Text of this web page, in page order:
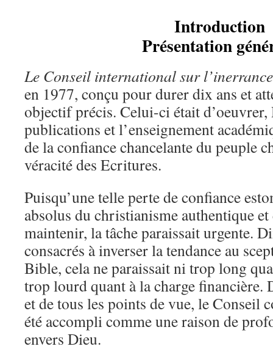
Introduction
Présentation
Le Conseil international sur
en 1977, conçu pour durer dix ans et
objectif précis. Celui-ci était
publications et l’enseignement
de la confiance chancelante du peuple
véracité des Ecritures.
Puisqu’une telle perte de confiance
absolus du christianisme authentique et
maintenir, la tâche paraissait urgente.
consacrés à inverser la tendance au
Bible, cela ne paraissait ni trop long
trop lourd quant à la charge financière.
et de tous les points de vue, le Conseil
été accompli comme une raison de
envers Dieu.